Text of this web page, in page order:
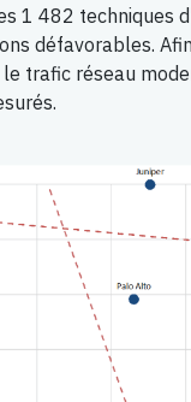
1 482 techniques
défavorables.
trafic réseau